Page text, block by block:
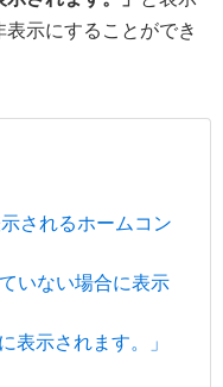
示にすることができ
されるホームコン
いない場合に表示
表示されます。」